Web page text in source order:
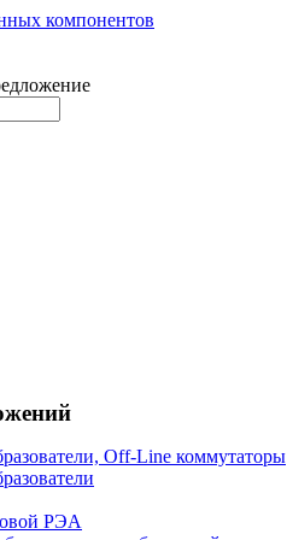
Off-Line коммутаторы
РЭА